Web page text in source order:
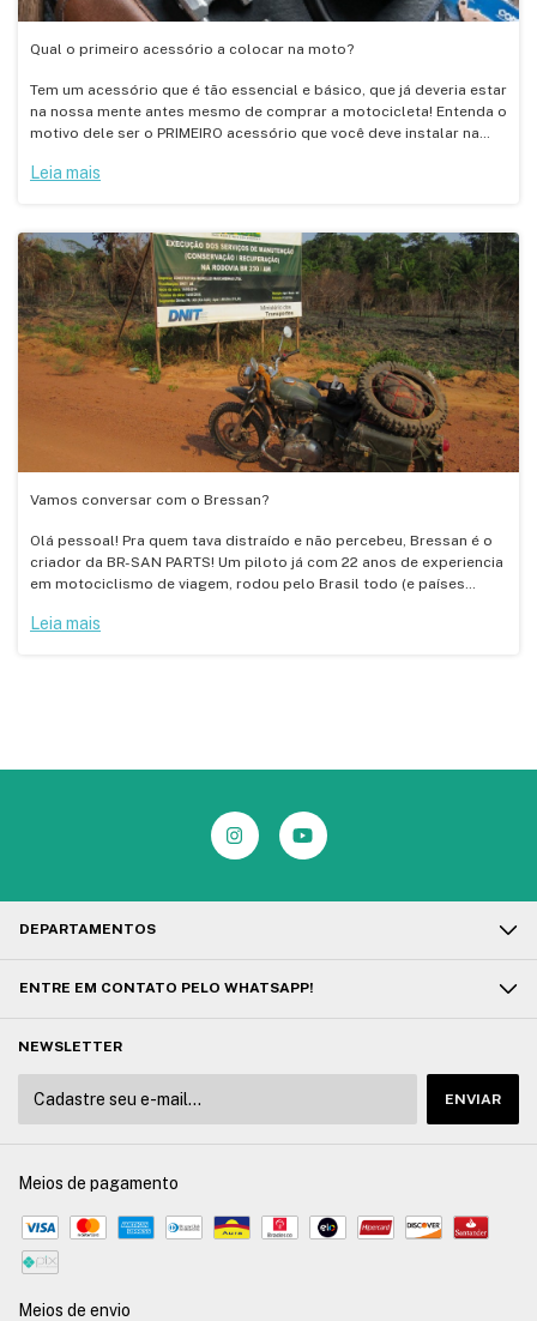
Qual o primeiro acessório a colocar na moto?
Tem um acessório que é tão essencial e básico, que já deveria estar
na nossa mente antes mesmo de comprar a motocicleta! Entenda o
motivo dele ser o PRIMEIRO acessório que você deve instalar na
Leia mais
Vamos conversar com o Bressan?
Olá pessoal! Pra quem tava distraído e não percebeu, Bressan é o
criador da BR-SAN PARTS! Um piloto já com 22 anos de experiencia
em motociclismo de viagem, rodou pelo Brasil todo (e países
Leia mais
DEPARTAMENTOS
ENTRE EM CONTATO PELO WHATSAPP!
NEWSLETTER
Meios de pagamento
Meios de envio